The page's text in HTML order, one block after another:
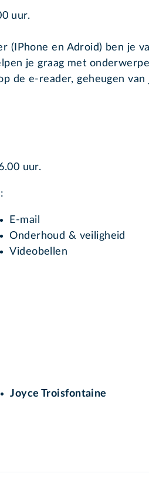
uur.
(IPhone en Adroid) ben je
je graag met
de e-reader, geheugen
uur.
E-mail
Onderhoud & veiligheid
Videobellen
Joyce Troisfontaine